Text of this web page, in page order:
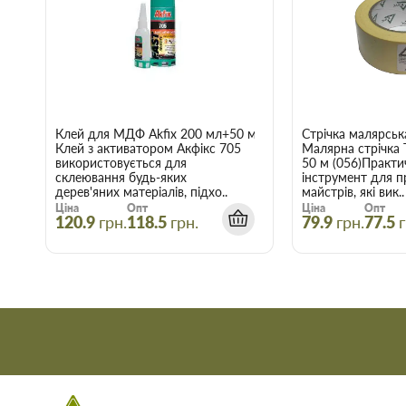
Гнучкі знижки:Діє гнучка система знижок, варто лише
нашому інтернет-магазині починає діяти при купівлі
Купити Затиск для троса DIN 741 5 мм
й отримати з доставкою саме ті товари та послуги, які вам
Клей для МДФ Akfix 200 мл+50 мл
Клей з активатором Акфікс 705
використовується для
склеювання будь-яких
дерев'яних матеріалів, підхо..
Ціна
120.9 грн.
Опт
118.5 грн.
Стрічка
Малярна
50 м
інструмент для
майстрів, які вик..
Ціна
79.9 грн.
Опт
77.5